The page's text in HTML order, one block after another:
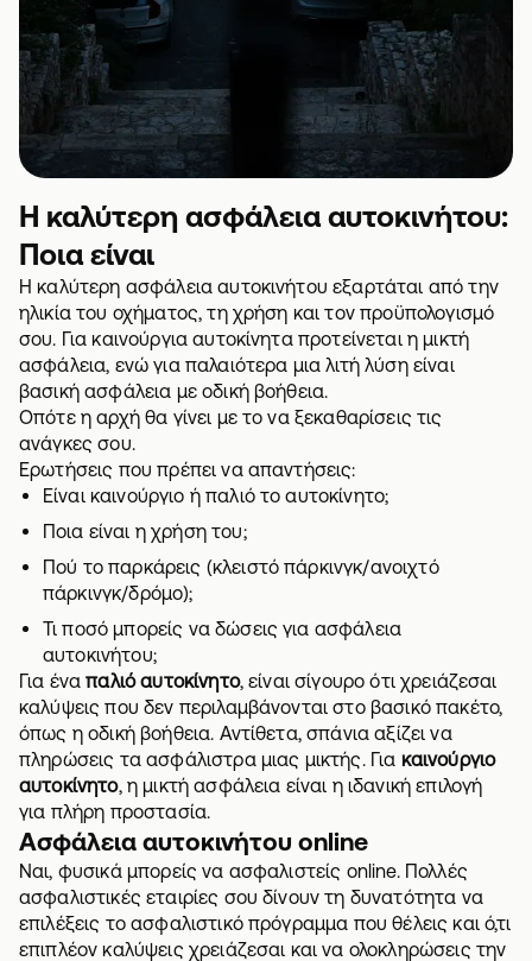
H καλύτερη ασφάλεια αυτοκινήτου:
Ποια είναι
Η καλύτερη ασφάλεια αυτοκινήτου εξαρτάται από την
ηλικία του οχήματος, τη χρήση και τον προϋπολογισμό
σου. Για καινούργια αυτοκίνητα προτείνεται η μικτή
ασφάλεια, ενώ για παλαιότερα μια λιτή λύση είναι
βασική ασφάλεια με οδική βοήθεια.
Οπότε η αρχή θα γίνει με το να ξεκαθαρίσεις τις
ανάγκες σου.
Ερωτήσεις που πρέπει να απαντήσεις:
Είναι καινούργιο ή παλιό το αυτοκίνητο;
Ποια είναι η χρήση του;
Πού το παρκάρεις (κλειστό πάρκινγκ/ανοιχτό
πάρκινγκ/δρόμο);
Τι ποσό μπορείς να δώσεις για ασφάλεια
αυτοκινήτου;
Για έναπαλιό αυτοκίνητο, είναι σίγουρο ότι χρειάζεσαι
καλύψεις που δεν περιλαμβάνονται στο βασικό πακέτο,
όπως η οδική βοήθεια. Αντίθετα, σπάνια αξίζει να
πληρώσεις τα ασφάλιστρα μιας μικτής. Για καινούργιο
αυτοκίνητο, η μικτή ασφάλεια είναι η ιδανική επιλογή
για πλήρη προστασία.
Ασφάλεια αυτοκινήτου online
Ναι, φυσικά μπορείς να ασφαλιστείς online. Πολλές
ασφαλιστικές εταιρίες σου δίνουν τη δυνατότητα να
επιλέξεις το ασφαλιστικό πρόγραμμα που θέλεις και ό,τι
επιπλέον καλύψεις χρειάζεσαι και να ολοκληρώσεις την